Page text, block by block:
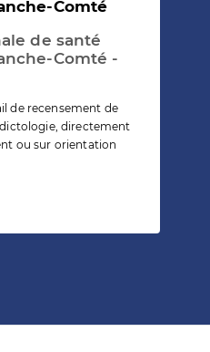
Comté
de santé
Comté -
de recensement de
directement
ou sur orientation